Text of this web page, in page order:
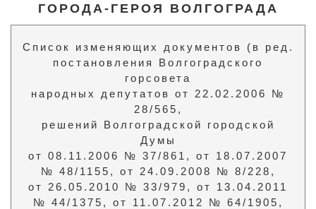
ГОРОДА-ГЕРОЯ ВОЛГОГРАДА
Список изменяющих документов (в ред.
постановления Волгоградского
горсовета
народных депутатов от 22.02.2006 №
28/565,
решений Волгоградской городской
Думы
от 08.11.2006 № 37/861, от 18.07.2007
№ 48/1155, от 24.09.2008 № 8/228,
от 26.05.2010 № 33/979, от 13.04.2011
№ 44/1375, от 11.07.2012 № 64/1905,